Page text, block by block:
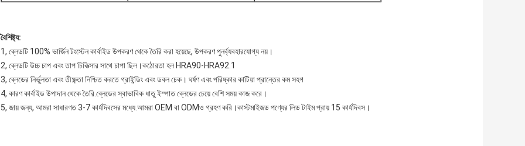
বৈশিষ্ট্য:
1, ব্লেডটি 100% ভার্জিন টংস্টেন কার্বাইড উপকরণ থেকে তৈরি করা হয়েছে, উপকরণ পুনর্ব্যবহারযোগ্য নয়।
2, ব্লেডটি উচ্চ চাপ এবং তাপ চিকিত্সার সাথে চাপা ছিল।কঠোরতা হল HRA90-HRA92.1
3, ব্লেডের নির্ভুলতা এবং তীক্ষ্ণতা নিশ্চিত করতে গ্রাইন্ডিং এবং ডবল চেক। ঘর্ষণ এবং পরিষ্কার কাটিয়া প্রান্তের কম সহগ
4, কারণ কার্বাইড উপাদান থেকে তৈরি.ব্লেডের স্বাভাবিক ধাতু ইস্পাত ব্লেডের চেয়ে বেশি সময় কাজ করে।
5, জায় জন্য, আমরা সাধারণত 3-7 কার্যদিবসের মধ্যে.আমরা OEM বা ODMও গ্রহণ করি।কাস্টমাইজড পণ্যের লিড টাইম প্রায় 15 কার্যদিবস।